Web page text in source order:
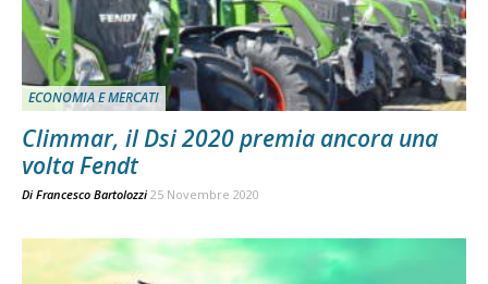
ECONOMIA E MERCATI
Climmar, il Dsi 2020 premia ancora una
volta Fendt
Di Francesco Bartolozzi 25 Novembre 2020